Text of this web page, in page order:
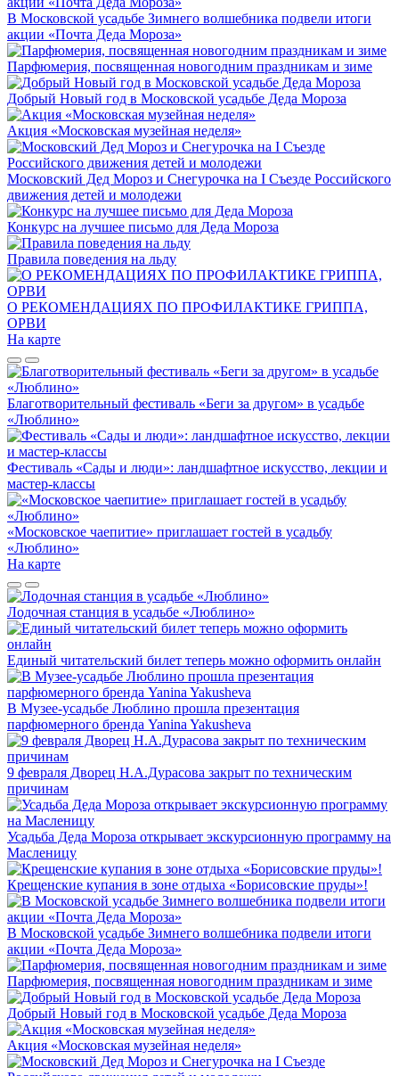
В Московской усадьбе Зимнего волшебника подвели итоги
акции «Почта Деда Мороза»
Парфюмерия, посвященная новогодним праздникам и зиме
Добрый Новый год в Московской усадьбе Деда Мороза
Акция «Московская музейная неделя»
Московский Дед Мороз и Снегурочка на I Съезде Российского
движения детей и молодежи
Конкурс на лучшее письмо для Деда Мороза
Правила поведения на льду
О РЕКОМЕНДАЦИЯХ ПО ПРОФИЛАКТИКЕ ГРИППА,
ОРВИ
На карте
Благотворительный фестиваль «Беги за другом» в усадьбе
«Люблино»
Фестиваль «Сады и люди»: ландшафтное искусство, лекции и
мастер-классы
«Московское чаепитие» приглашает гостей в усадьбу
«Люблино»
На карте
Лодочная станция в усадьбе «Люблино»
Единый читательский билет теперь можно оформить онлайн
В Музее-усадьбе Люблино прошла презентация
парфюмерного бренда Yanina Yakusheva
9 февраля Дворец Н.А.Дурасова закрыт по техническим
причинам
Усадьба Деда Мороза открывает экскурсионную программу на
Масленицу
Крещенские купания в зоне отдыха «Борисовские пруды»!
В Московской усадьбе Зимнего волшебника подвели итоги
акции «Почта Деда Мороза»
Парфюмерия, посвященная новогодним праздникам и зиме
Добрый Новый год в Московской усадьбе Деда Мороза
Акция «Московская музейная неделя»